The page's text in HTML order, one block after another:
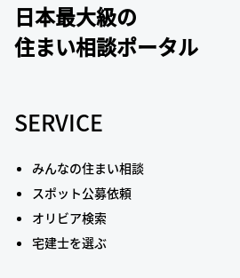
日本最大級の
住まい相談ポータル
SERVICE
みんなの住まい相談
スポット公募依頼
オリビア検索
宅建士を選ぶ